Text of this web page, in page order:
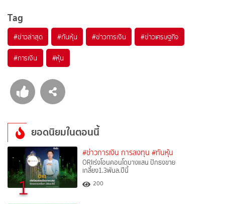
Tag
#ข่าวล่าสุด #ทันหุ้น #ข่าวการเงิน #ข่าวเศรษฐกิจ
#การเงิน #หุ้น
ยอดนิยมในตอนนี้
1
#ข่าวการเงิน การลงทุน #ทันหุ้น
ORIเร่งโอนคอนโดบางแสน ปักธงขาย
เกลี้ยง1.3พันล.ปีนี้
200